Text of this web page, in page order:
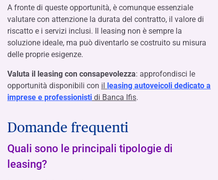
A fronte di queste opportunità, è comunque essenziale
valutare con attenzione la durata del contratto, il valore di
riscatto e i servizi inclusi. Il leasing non è sempre la
soluzione ideale, ma può diventarlo se costruito su misura
delle proprie esigenze.
Valuta il leasing con consapevolezza: approfondisci le
opportunità disponibili con il leasing autoveicoli dedicato a
imprese e professionisti di Banca Ifis.
Domande frequenti
Quali sono le principali tipologie di
leasing?